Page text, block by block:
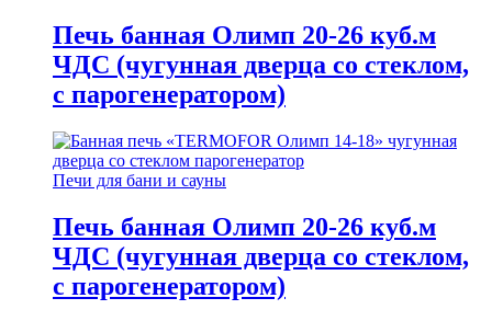
стеклом,
парогенератором)
quantity
Печь банная Олимп 20-26 куб.м
ЧДС (чугунная дверца со стеклом,
с парогенератором)
Печи для бани и сауны
Печь банная Олимп 20-26 куб.м
ЧДС (чугунная дверца со стеклом,
с парогенератором)